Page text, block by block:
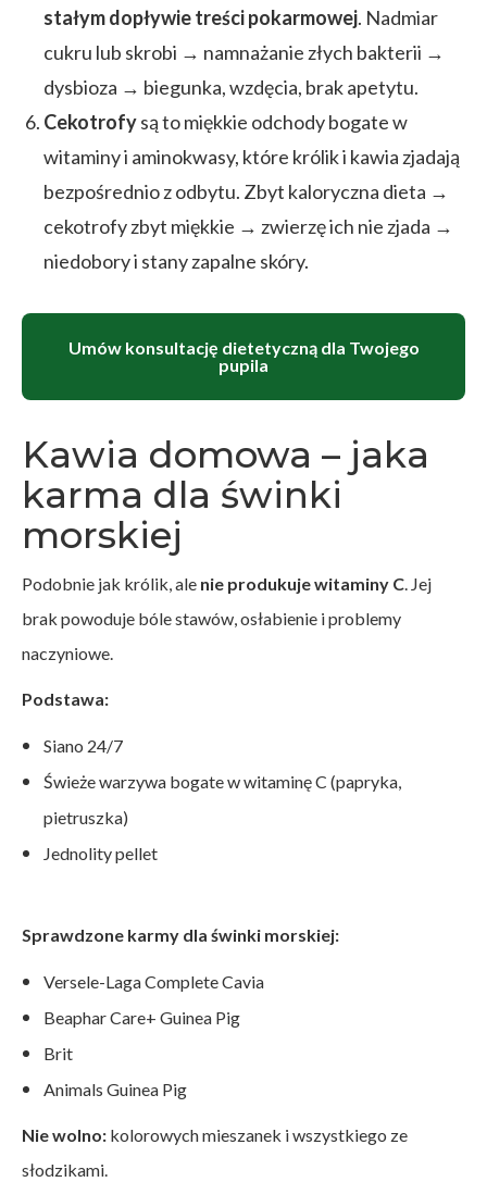
stałym dopływie treści pokarmowej. Nadmiar
cukru lub skrobi → namnażanie złych bakterii →
dysbioza → biegunka, wzdęcia, brak apetytu.
Cekotrofysą to miękkie odchody bogate w
witaminy i aminokwasy, które królik i kawia zjadają
bezpośrednio z odbytu. Zbyt kaloryczna dieta →
cekotrofy zbyt miękkie → zwierzę ich nie zjada →
niedobory i stany zapalne skóry.
Umów konsultację dietetyczną dla Twojego
pupila
Kawia domowa – jaka
karma dla świnki
morskiej
Podobnie jak królik, ale nie produkuje witaminy C. Jej
brak powoduje bóle stawów, osłabienie i problemy
naczyniowe.
Podstawa:
Siano 24/7
Świeże warzywa bogate w witaminę C (papryka,
pietruszka)
Jednolity pellet
Sprawdzone karmy dla świnki morskiej:
Versele-Laga Complete Cavia
Beaphar Care+ Guinea Pig
Brit
Animals Guinea Pig
Nie wolno: kolorowych mieszanek i wszystkiego ze
słodzikami.